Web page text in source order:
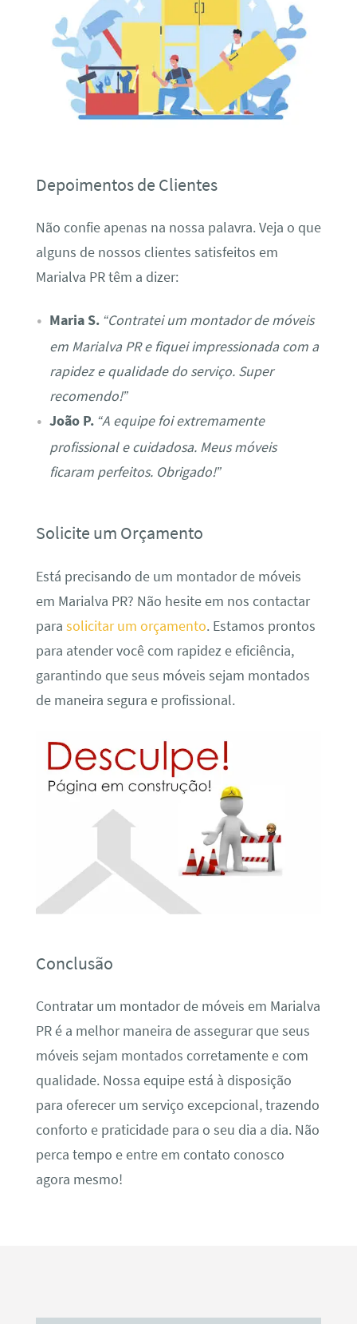
Depoimentos de Clientes
Não confie apenas na nossa palavra. Veja o que
alguns de nossos clientes satisfeitos em
Marialva PR têm a dizer:
Maria S. “Contratei um montador de móveis
em Marialva PR e fiquei impressionada com a
rapidez e qualidade do serviço. Super
recomendo!”
João P. “A equipe foi extremamente
profissional e cuidadosa. Meus móveis
ficaram perfeitos. Obrigado!”
Solicite um Orçamento
Está precisando de um montador de móveis
em Marialva PR? Não hesite em nos contactar
para solicitar um orçamento. Estamos prontos
para atender você com rapidez e eficiência,
garantindo que seus móveis sejam montados
de maneira segura e profissional.
Conclusão
Contratar um montador de móveis em Marialva
PR é a melhor maneira de assegurar que seus
móveis sejam montados corretamente e com
qualidade. Nossa equipe está à disposição
para oferecer um serviço excepcional, trazendo
conforto e praticidade para o seu dia a dia. Não
perca tempo e entre em contato conosco
agora mesmo!